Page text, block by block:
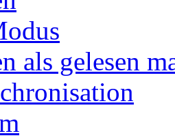
als gelesen